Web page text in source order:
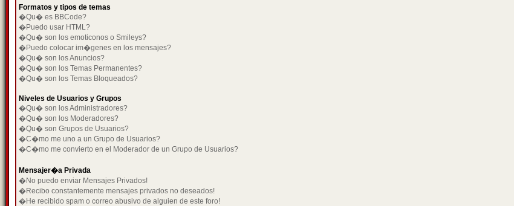
Formatos y tipos de temas
�Qu� es BBCode?
�Puedo usar HTML?
�Qu� son los emoticonos o Smileys?
�Puedo colocar im�genes en los mensajes?
�Qu� son los Anuncios?
�Qu� son los Temas Permanentes?
�Qu� son los Temas Bloqueados?
Niveles de Usuarios y Grupos
�Qu� son los Administradores?
�Qu� son los Moderadores?
�Qu� son Grupos de Usuarios?
�C�mo me uno a un Grupo de Usuarios?
�C�mo me convierto en el Moderador de un Grupo de Usuarios?
Mensajer�a Privada
�No puedo enviar Mensajes Privados!
�Recibo constantemente mensajes privados no deseados!
�He recibido spam o correo abusivo de alguien de este foro!